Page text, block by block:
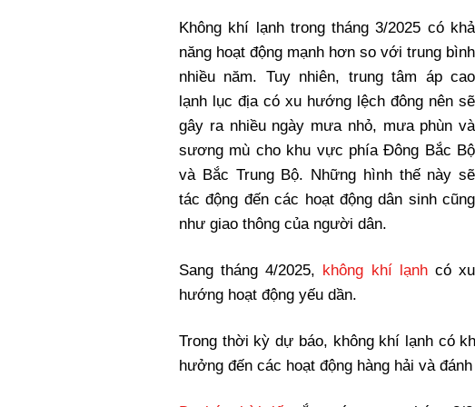
Không khí lạnh trong tháng 3/2025 có khả
năng hoạt động mạnh hơn so với trung bình
nhiều năm. Tuy nhiên, trung tâm áp cao
lạnh lục địa có xu hướng lệch đông nên sẽ
gây ra nhiều ngày mưa nhỏ, mưa phùn và
sương mù cho khu vực phía Đông Bắc Bộ
và Bắc Trung Bộ. Những hình thế này sẽ
tác động đến các hoạt động dân sinh cũng
như giao thông của người dân.
Sang tháng 4/2025, không khí lạnhcó xu
hướng hoạt động yếu dần.
Trong thời kỳ dự báo, không khí lạnh có
hưởng đến các hoạt động hàng hải và